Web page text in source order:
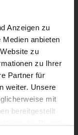
Anzeigen zu
anbieten
zu
zu Ihrer
Partner für
weiter. Unsere
mit
bereitgestellt
775 €
€